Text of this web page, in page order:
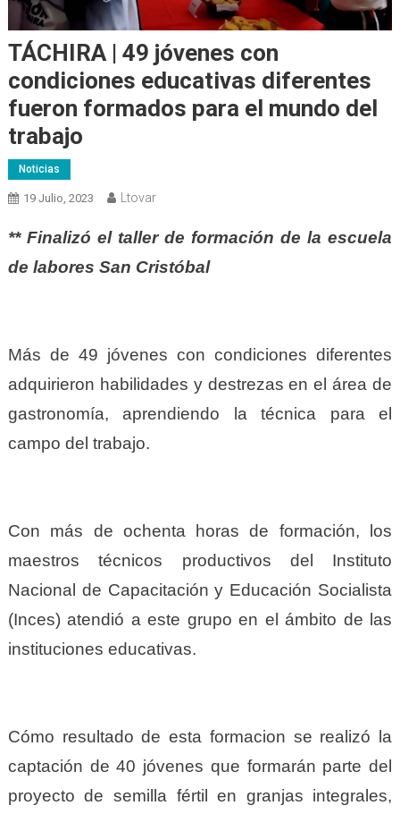
TÁCHIRA | 49 jóvenes con
condiciones educativas diferentes
fueron formados para el mundo del
trabajo
Noticias
19 Julio, 2023 Ltovar
** Finalizó el taller de formación de la escuela
de labores San Cristóbal
Más de 49 jóvenes con condiciones diferentes
adquirieron habilidades y destrezas en el área de
gastronomía, aprendiendo la técnica para el
campo del trabajo.
Con más de ochenta horas de formación, los
maestros técnicos productivos del Instituto
Nacional de Capacitación y Educación Socialista
(Inces) atendió a este grupo en el ámbito de las
instituciones educativas.
Cómo resultado de esta formacion se realizó la
captación de 40 jóvenes que formarán parte del
proyecto de semilla fértil en granjas integrales,